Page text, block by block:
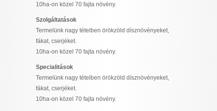
Data Deletion
10ha-on közel 70 fajta növény.
Szolgáltatások
Termelünk nagy tételben örökzöld dísznövényeket,
fákat, cserjéket.
10ha-on közel 70 fajta növény.
Specialitások
Termelünk nagy tételben örökzöld dísznövényeket,
fákat, cserjéket.
10ha-on közel 70 fajta növény.